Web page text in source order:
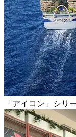
「アイコン」シリ